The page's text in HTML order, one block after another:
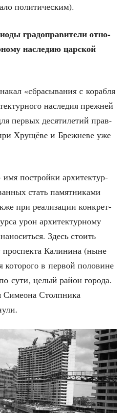
политическим).
гра­до­пра­ви­те­ли отно­
насле­дию цар­ской
«сбра­сы­ва­ния с кораб­ля
насле­дия преж­ней
пер­вых деся­ти­ле­тий прав­
Хру­щё­ве и Бреж­не­ве уже
построй­ки архи­тек­тур­
стать памят­ни­ка­ми
при реа­ли­за­ции кон­крет­
урон архи­тек­тур­но­му
Здесь сто­ить
про­спек­та Кали­ни­на (ныне
в пер­вой поло­вине
сути, целый рай­он горо­да.
Симео­на Столп­ни­ка